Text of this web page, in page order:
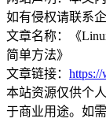
如有侵权请联系企
文章名称：《
简单方法》
文章链接： https://
本站资源仅供个
于商业用途。如